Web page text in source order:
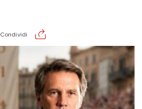
Condividi